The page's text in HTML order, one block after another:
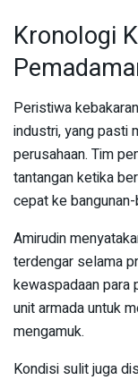
Kronologi
Peristiwa
industri, yang pasti
perusahaan. Tim
tantangan ketika
cepat ke
Amirudin
terdengar selama
kewaspadaan para
unit armada untuk
mengamuk.
Kondisi sulit juga